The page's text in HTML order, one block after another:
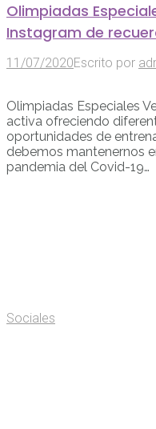
Olimpiadas
Instagram de
11/07/2020Escrito por
Olimpiadas Especiales
activa ofreciendo
oportunidades de
debemos mantenernos
pandemia del Covid-19…
Sociales